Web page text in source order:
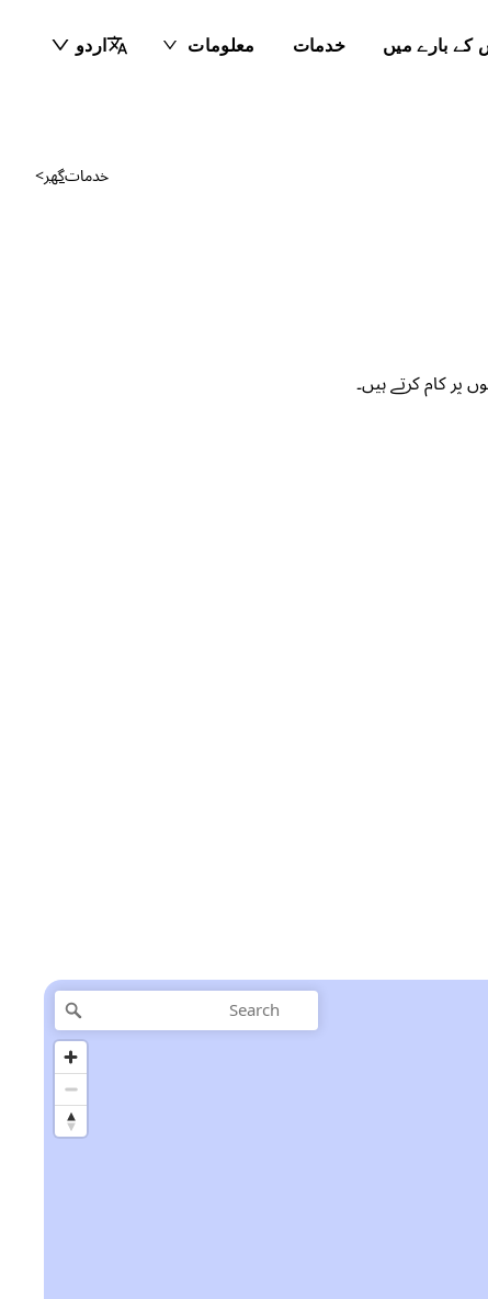
کے بارے میں خدمات معلومات اردو
گھر> خدمات